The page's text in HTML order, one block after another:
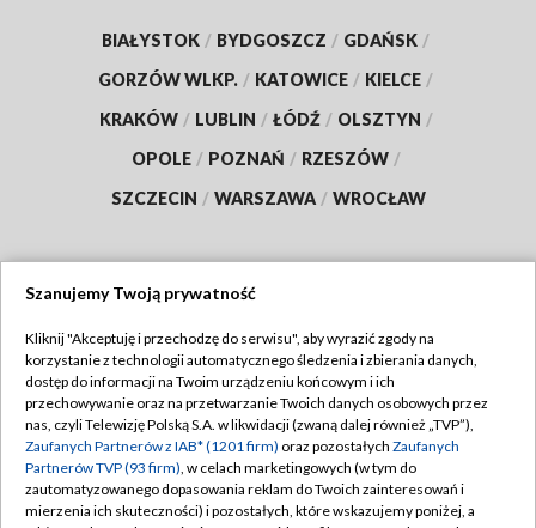
BIAŁYSTOK / BYDGOSZCZ / GDAŃSK /
GORZÓW WLKP. / KATOWICE / KIELCE /
KRAKÓW / LUBLIN / ŁÓDŹ / OLSZTYN /
OPOLE / POZNAŃ / RZESZÓW /
SZCZECIN / WARSZAWA / WROCŁAW
TVP
Abonament TVP
Emisja w TVP
Centrum informacji TVP
Naziemna Telewizja Cyfrowa
Regulamin TVP
Polityka prywatności
Moje zgody
Szanujemy Twoją prywatność
Kliknij "Akceptuję i przechodzę do serwisu", aby wyrazić zgody na
korzystanie z technologii automatycznego śledzenia i zbierania danych,
dostęp do informacji na Twoim urządzeniu końcowym i ich
przechowywanie oraz na przetwarzanie Twoich danych osobowych przez
nas, czyli Telewizję Polską S.A. w likwidacji (zwaną dalej również „TVP”),
Zaufanych Partnerów z IAB* (1201 firm) oraz pozostałych Zaufanych
Partnerów TVP (93 firm), w celach marketingowych (w tym do
zautomatyzowanego dopasowania reklam do Twoich zainteresowań i
mierzenia ich skuteczności) i pozostałych, które wskazujemy poniżej, a